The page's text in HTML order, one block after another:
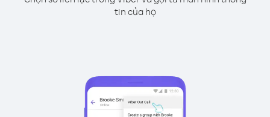
tin của họ